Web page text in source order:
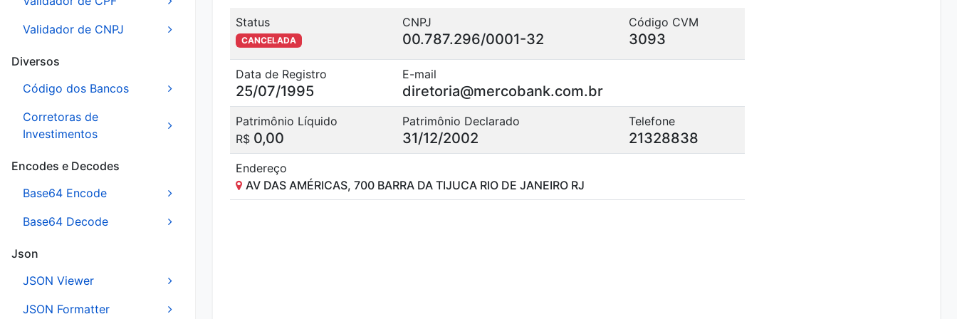
Validador de CNPJ
Diversos
Código dos Bancos
Corretoras de
Investimentos
Encodes e Decodes
Base64 Encode
Base64 Decode
Json
JSON Viewer
JSON Formatter
Status
CANCELADA
CNPJ
00.787.296/0001-32
Código CVM
3093
Data de Registro
25/07/1995
E-mail
diretoria@mercobank.com.br
Patrimônio Líquido
R$ 0,00
Patrimônio Declarado
31/12/2002
Telefone
21328838
Endereço
AV DAS AMÉRICAS, 700 BARRA DA TIJUCA RIO DE JANEIRO RJ